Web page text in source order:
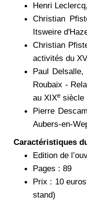
Henri
Christian
Itsweire
Christian
activités du
Paul
Roubaix -
au XIXe siècle
Pierre
Aubers-en-
Caractéristiques
Edition de
Pages : 89
Prix : 10
stand)